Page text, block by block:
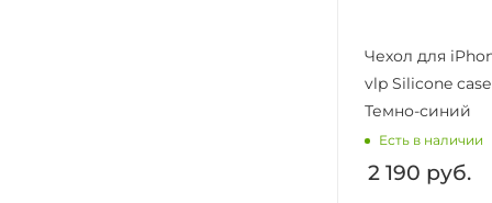
Чехол для
vlp Silicone
Темно-синий
Есть в наличии
2 190 руб.